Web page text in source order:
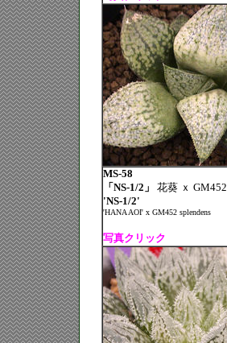
MS-58
「NS-1/2」 花葵 ｘ GM452
'NS-1/2'
'HANA AOI' x GM452 splendens
写真クリック